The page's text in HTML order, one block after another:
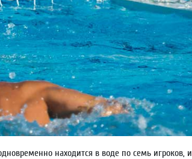
находится в воде по семь игроков, и